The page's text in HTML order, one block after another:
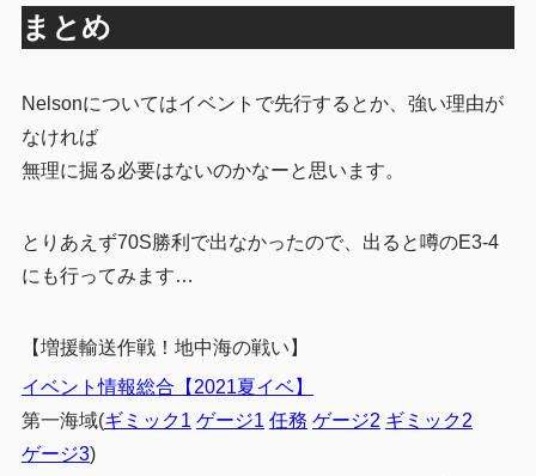
まとめ
Nelsonについてはイベントで先行するとか、強い理由が
なければ
無理に掘る必要はないのかなーと思います。
とりあえず70S勝利で出なかったので、出ると噂のE3-4
にも行ってみます…
【増援輸送作戦！地中海の戦い】
イベント情報総合【2021夏イベ】
第一海域(ギミック1 ゲージ1 任務 ゲージ2 ギミック2
ゲージ3)